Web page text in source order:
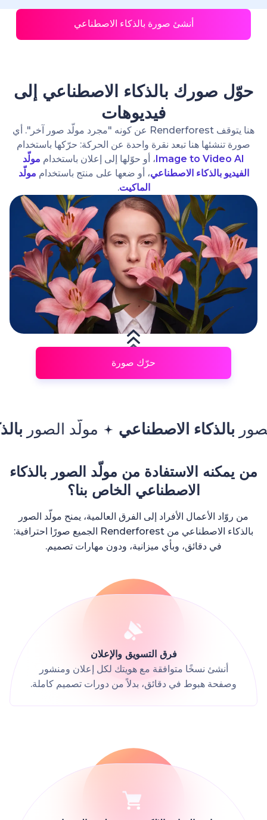
أنشئ صورة بالذكاء الاصطناعي
حوّل صورك بالذكاء الاصطناعي إلى
فيديوهات
هنا يتوقف Renderforest عن كونه "مجرد مولّد صور آخر". أي
صورة تنشئها هنا تبعد نقرة واحدة عن الحركة: حرّكها باستخدام
Image to Video AI، أو حوّلها إلى إعلان باستخدام مولّد
الفيديو بالذكاء الاصطناعي، أو ضعها على منتج باستخدام مولّد
الماكيت.
حرّك صورة
مولّد الصوربالذكاء
من يمكنه الاستفادة من مولّد الصور بالذكاء
الاصطناعي الخاص بنا؟
من روّاد الأعمال الأفراد إلى الفرق العالمية، يمنح مولّد الصور
بالذكاء الاصطناعي من Renderforest الجميع صورًا احترافية:
في دقائق، وبأي ميزانية، ودون مهارات تصميم.
فرق التسويق والإعلان
أنشئ نسخًا متوافقة مع هويتك لكل إعلان ومنشور
وصفحة هبوط في دقائق، بدلاً من دورات تصميم كاملة.